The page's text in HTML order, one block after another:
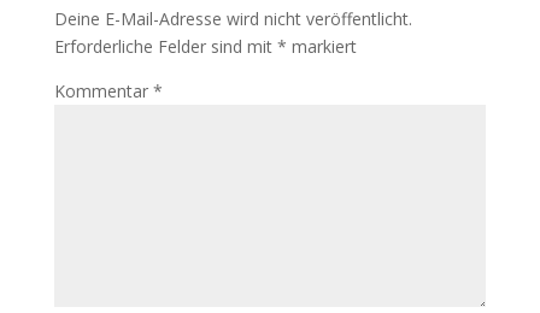
Deine E-Mail-Adresse wird nicht veröffentlicht.
Erforderliche Felder sind mit * markiert
Kommentar *